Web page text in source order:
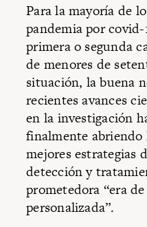
Para la mayoría de
pandemia por
primera o segunda
de menores de
situación, la buena
recientes avances
en la investigación
finalmente abriendo
mejores estrategias
detección y
prometedora “era
personalizada”.